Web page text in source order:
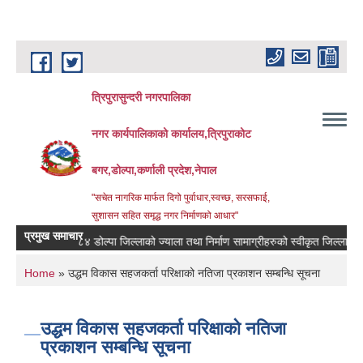
Skip to main content
त्रिपुरासुन्दरी नगरपालिका
नगर कार्यपालिकाको कार्यालय,त्रिपुराकोट
बगर,डोल्पा,कर्णाली प्रदेश,नेपाल
"सचेत नागरिक मार्फत दिगो पुर्वाधार,स्वच्छ, सरसफाई,
सुशासन सहित समृद्ध नगर निर्माणको आधार"
प्रमुख समाचार
२०८३/०८४ डोल्पा जिल्लाको ज्याला तथा निर्माण सामाग्रीहरुको स्वीकृत जिल्ला दररेट ।
You are here
Home » उद्धम विकास सहजकर्ता परिक्षाको नतिजा प्रकाशन सम्बन्धि सूचना
उद्धम विकास सहजकर्ता परिक्षाको नतिजा
प्रकाशन सम्बन्धि सूचना